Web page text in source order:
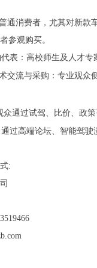
普通消费者，尤其对新款
参观购买。
表 ：高校师生及人才专
交流与采购 ：专业观众
众通过试驾、比价、政
通过高端论坛、智能驾
: